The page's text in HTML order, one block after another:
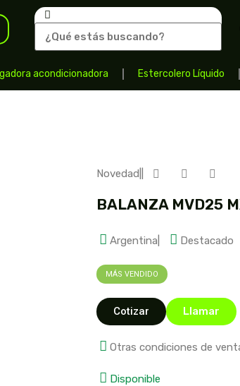
acondicionadora Estercolero Líquido
Novedad
BALANZA MVD25
Argentina Destacado
MÁS VENDIDO
Cotizar Llamar
Otras condiciones de
Disponible